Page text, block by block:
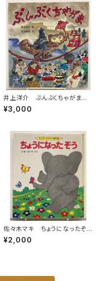
井上洋介 ぶんぶくちゃがま
筒井敬介 1987年 初版 ミ
キハウス
¥3,000
佐々木マキ ちょうになったぞ
う キンダーメルヘン傑作選11
1981年（昭56） フレーベル
¥2,000